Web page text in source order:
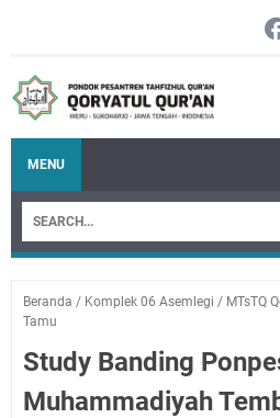
MENU
Beranda / Komplek 06 Asemlegi / MTsTQ
Tamu
Study Banding
Muhammadiyah